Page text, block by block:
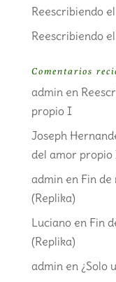
Reescribiendo
Reescribiendo
Comentarios
admin en
propio I
Joseph
del amor propio
admin en Fin de
(Replika)
Lucianoen Fin
(Replika)
admin en ¿Solo